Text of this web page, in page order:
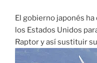
El gobierno japonés
los Estados Unidos
Raptor y así sustituir